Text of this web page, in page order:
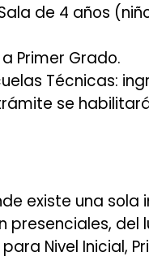
de 4 años
Primer Grado.
Técnicas:
se
existe una
del
Nivel Inicial,